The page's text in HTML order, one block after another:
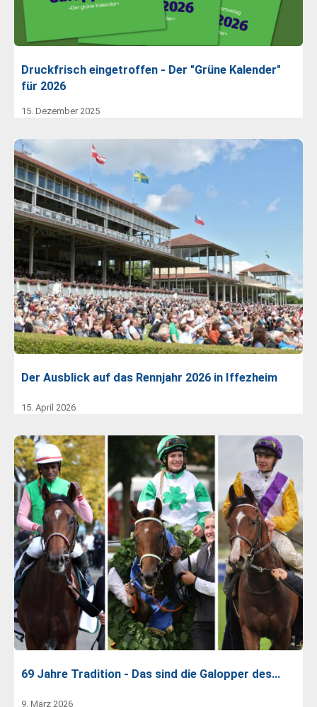
Druckfrisch eingetroffen - Der "Grüne Kalender"
für 2026
15. Dezember 2025
Der Ausblick auf das Rennjahr 2026 in Iffezheim
15. April 2026
69 Jahre Tradition - Das sind die Galopper des…
9. März 2026